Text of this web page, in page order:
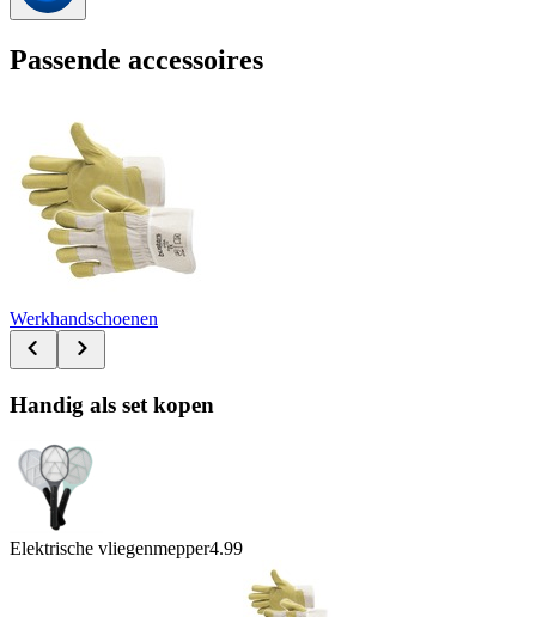
Passende accessoires
Werkhandschoenen
Handig als set kopen
Elektrische vliegenmepper4.99